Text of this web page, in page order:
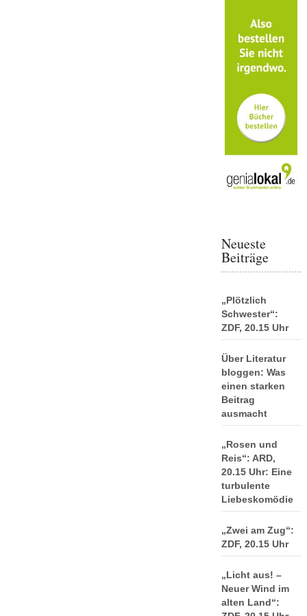
Neueste
Beiträge
„Plötzlich
Schwester“:
ZDF, 20.15 Uhr
Über Literatur
bloggen: Was
einen starken
Beitrag
ausmacht
„Rosen und
Reis“: ARD,
20.15 Uhr: Eine
turbulente
Liebeskomödie
„Zwei am Zug“:
ZDF, 20.15 Uhr
„Licht aus! –
Neuer Wind im
alten Land“: